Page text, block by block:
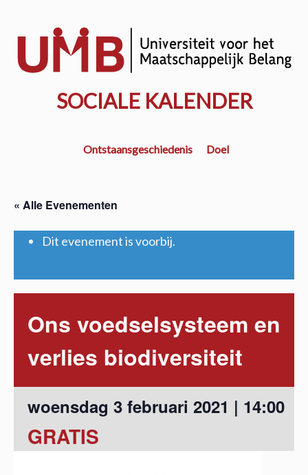
hoofd
SOCIALE KALENDER
Ontstaansgeschiedenis Doel
« Alle Evenementen
Dit evenement is voorbij.
Ons voedselsysteem en
verlies biodiversiteit
woensdag 3 februari 2021 | 14:00
GRATIS